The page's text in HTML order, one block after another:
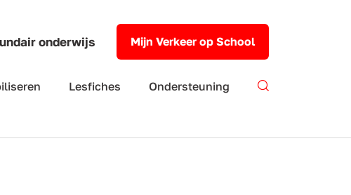
onderwijs Mijn Verkeer op School
Lesfiches Ondersteuning